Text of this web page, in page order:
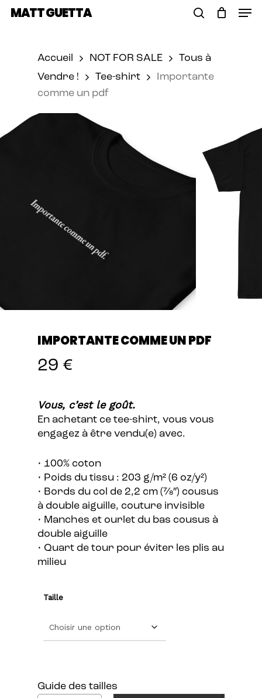
SkipMATT GUETTA
Accueil NOT FOR SALE
Tous à
Vendre !
Tee-shirt
Importante
comme un pdf
IMPORTANTE COMME UN PDF
29 €
Vous, c’est le goût.
En achetant ce tee-shirt, vous vous
engagez à être vendu(e) avec.
• 100% coton
• Poids du tissu : 203 g/m² (6 oz/y²)
• Bords du col de 2,2 cm (7⁄8″) cousus
à double aiguille, couture invisible
• Manches et ourlet du bas cousus à
double aiguille
• Quart de tour pour éviter les plis au
milieu
Taille
Guide des tailles